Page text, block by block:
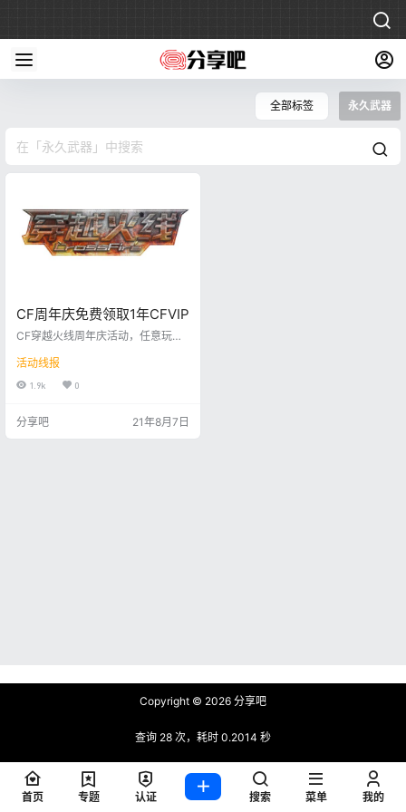
全部标签 永久武器
CF周年庆免费领取1年CFVIP
CF穿越火线周年庆活动，任意玩一
庆 活动规则： 1、玩家8.7 ~ 8.22，
当天游戏1局后，可获得1次领取机
周年庆可直接领取1年CFVIP。（明
年周年庆预计8.6周六） 除VIP外，
活动线报
1.9k 0
分享吧 21年8月7日
Copyright © 2026 分享吧
查询 28 次，耗时 0.2014 秒
首页 专题 认证 搜索 菜单 我的